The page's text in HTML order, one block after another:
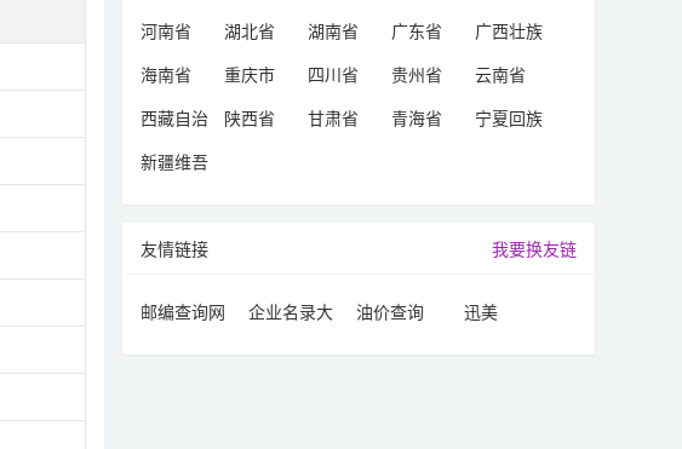
河南省
湖北省 湖南省 广东省
广西壮族
自治区
海南省 重庆市 四川省 贵州省
云南省
西藏自治
区
陕西省 甘肃省 青海省
宁夏回族
新疆维吾
友情链接 我要换友链
邮编查询网
企业名录大
油价查询 迅美